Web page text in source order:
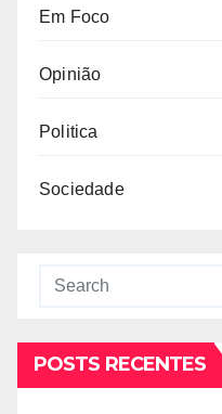
Em Foco
Opinião
Politica
Sociedade
POSTS RECENTES